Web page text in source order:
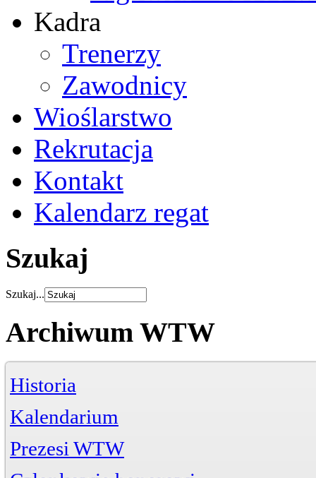
Kadra
Trenerzy
Zawodnicy
Wioślarstwo
Rekrutacja
Kontakt
Kalendarz regat
Szukaj
Szukaj...
Archiwum WTW
Historia
Kalendarium
Prezesi WTW